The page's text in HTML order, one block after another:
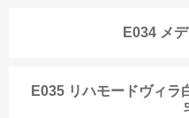
E034 メ
E035 リハモードヴィラ